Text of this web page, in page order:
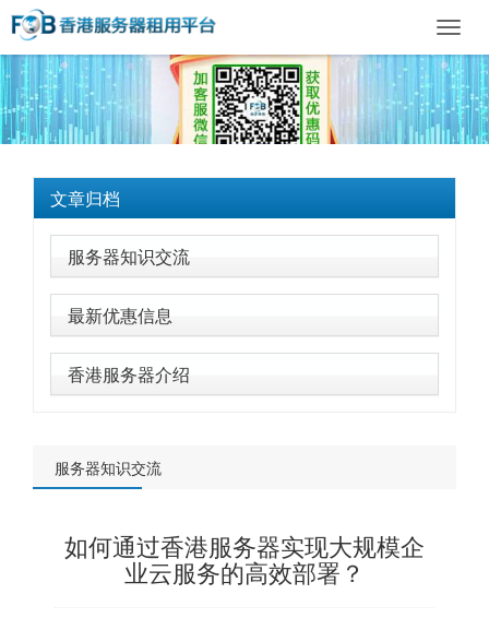
文章归档
服务器知识交流
最新优惠信息
香港服务器介绍
服务器知识交流
如何通过香港服务器实现大规模企
业云服务的高效部署？